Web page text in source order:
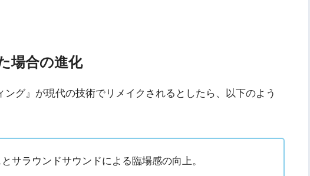
場合の進化
ング』が現代の技術でリメイクされるとしたら、以下のよう
サラウンドサウンドによる臨場感の向上。
星のカービィ 20周年スペ
『ナックルヘッズ』Switch版＆